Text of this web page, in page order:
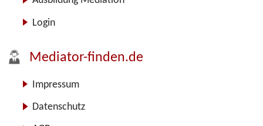
Login
Mediator-finden.de
Impressum
Datenschutz